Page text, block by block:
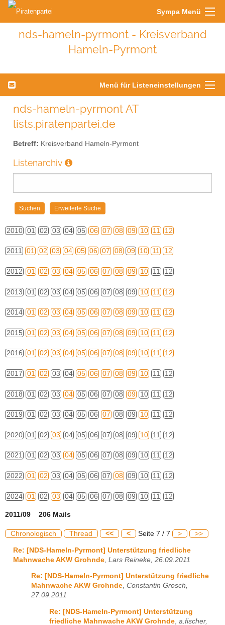
Sympa Menü
nds-hameln-pyrmont - Kreisverband
Hameln-Pyrmont
Menü für Listeneinstellungen
nds-hameln-pyrmont AT
lists.piratenpartei.de
Betreff: Kreisverband Hameln-Pyrmont
Listenarchiv
2010 01 02 03 04 05 06 07 08 09 10 11 12
2011 01 02 03 04 05 06 07 08 09 10 11 12
2012 01 02 03 04 05 06 07 08 09 10 11 12
2013 01 02 03 04 05 06 07 08 09 10 11 12
2014 01 02 03 04 05 06 07 08 09 10 11 12
2015 01 02 03 04 05 06 07 08 09 10 11 12
2016 01 02 03 04 05 06 07 08 09 10 11 12
2017 01 02 03 04 05 06 07 08 09 10 11 12
2018 01 02 03 04 05 06 07 08 09 10 11 12
2019 01 02 03 04 05 06 07 08 09 10 11 12
2020 01 02 03 04 05 06 07 08 09 10 11 12
2021 01 02 03 04 05 06 07 08 09 10 11 12
2022 01 02 03 04 05 06 07 08 09 10 11 12
2024 01 02 03 04 05 06 07 08 09 10 11 12
2011/09 206 Mails
Chronologisch Thread << < Seite 7 / 7 > >>
Re: [NDS-Hameln-Pyrmont] Unterstützung friedliche
Mahnwache AKW Grohnde Lars Reineke, 26.09.2011
Re: [NDS-Hameln-Pyrmont] Unterstützung friedliche
Mahnwache AKW Grohnde, Constantin Grosch,
27.09.2011
Re: [NDS-Hameln-Pyrmont] Unterstützung
friedliche Mahnwache AKW Grohnde a.fischer,